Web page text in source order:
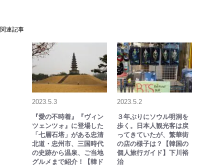
関連記事
2023.5.3
『愛の不時着』『ヴィン
ツェンツォ』に登場した
「七層石塔」がある忠清
北道・忠州市、三国時代
の史跡から温泉、ご当地
グルメまで紹介！【韓ド
2023.5.2
３年ぶりにソウル明洞を
歩く。日本人観光客は戻
ってきていたが、繁華街
の店の様子は？【韓国の
個人旅行ガイド】下川裕
治